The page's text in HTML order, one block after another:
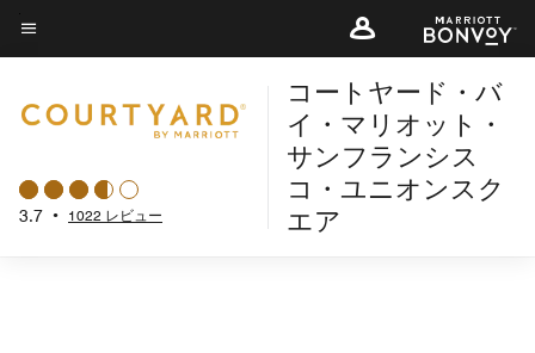
Skip
to
content
メニューのテキスト
3.7 • 1022 レビュー
コートヤード・バ
イ・マリオット・
サンフランシス
コ・ユニオンスク
エア